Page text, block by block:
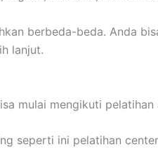
berbeda-beda. Anda
lanjut.
mulai mengikuti
seperti ini pelatihan